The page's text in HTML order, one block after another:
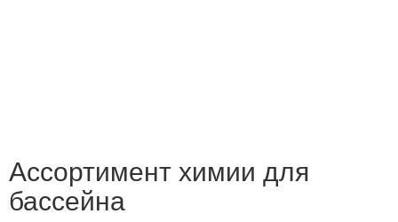
Ассортимент химии для
бассейна